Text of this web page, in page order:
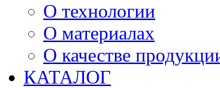
О технологии
О материалах
О качестве
КАТАЛОГ